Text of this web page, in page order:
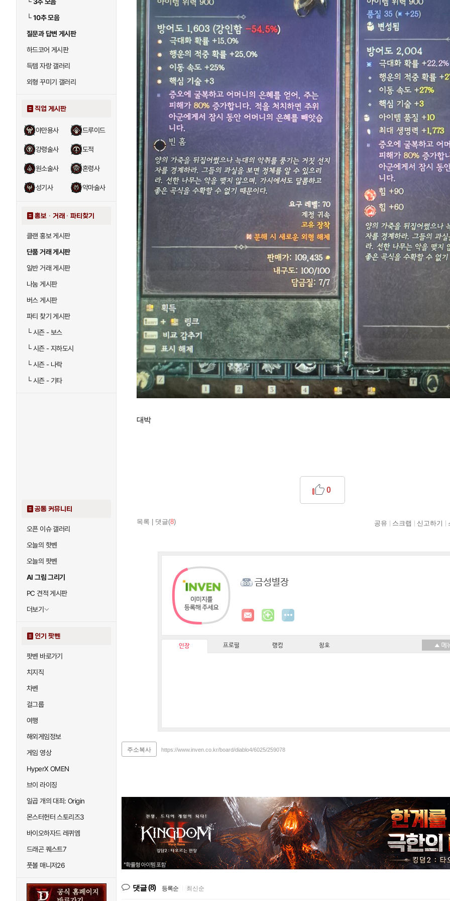
└10추 모음
질문과 답변 게시판
하드코어 게시판
득템 자랑 갤러리
외형 꾸미기 갤러리
직업 게시판
야만용사 드루이드
강령술사 도적
원소술사 혼령사
성기사 악마술사
홍보 · 거래 · 파티찾기
클랜 홍보 게시판
단품 거래 게시판
일반 거래 게시판
나눔 게시판
버스 게시판
파티 찾기 게시판
└시즌 - 보스
└시즌 - 지하도시
└시즌 - 나락
└시즌 - 기타
공통 커뮤니티
오픈 이슈 갤러리
오늘의 핫벤
오늘의 팟벤
AI 그림 그리기
PC 견적 게시판
더보기
인기 팟벤
팟벤 바로가기
치지직
차벤
걸그룹
여행
해외게임정보
게임 영상
HyperX OMEN
브이 라이징
일곱 개의 대죄: Origin
몬스터헌터 스토리즈3
바이오하자드 레퀴엠
드래곤 퀘스트7
풋볼 매니저26
대박
목록 댓글(8)
0
공유 스크랩 신고하기
금성별장
인장 프로필 랭킹 칭호
주소복사 https://www.inven.co.kr/board/diablo4/6025/259078
댓글(8) 등록순 최신순